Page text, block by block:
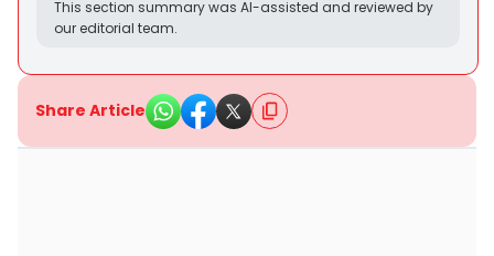
This section summary was AI-assisted and reviewed by
our editorial team.
Share Article